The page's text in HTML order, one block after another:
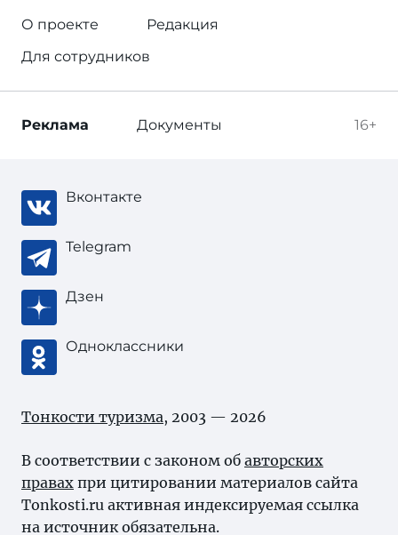
О проекте
Редакция
Для сотрудников
16+
Реклама Документы
Вконтакте
Telegram
Дзен
Одноклассники
Тонкости туризма, 2003 — 2026
В соответствии с законом об авторских
правах при цитировании материалов сайта
Tonkosti.ru активная индексируемая ссылка
на источник обязательна.